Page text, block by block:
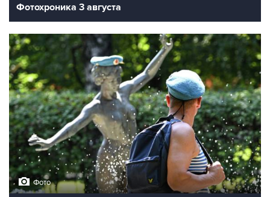
Фотохроника 3 августа
Фото